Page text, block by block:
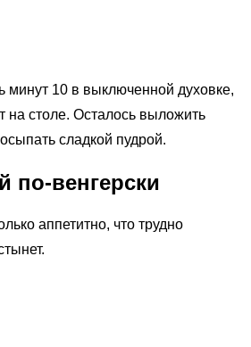
минут 10 в выключенной духовке,
на столе. Осталось выложить
сладкой пудрой.
по-венгерски
аппетитно, что трудно